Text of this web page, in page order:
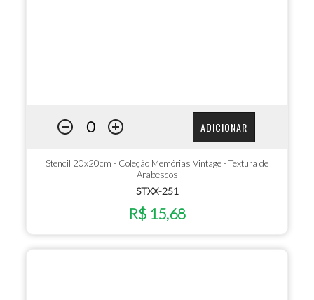
ADICIONAR
Stencil 20x20cm - Coleção Memórias Vintage - Textura de
Arabescos
STXX-251
R$ 15,68